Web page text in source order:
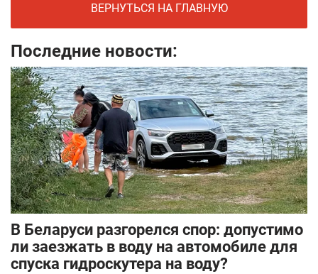
ВЕРНУТЬСЯ НА ГЛАВНУЮ
Последние новости:
В Беларуси разгорелся спор: допустимо
ли заезжать в воду на автомобиле для
спуска гидроскутера на воду?